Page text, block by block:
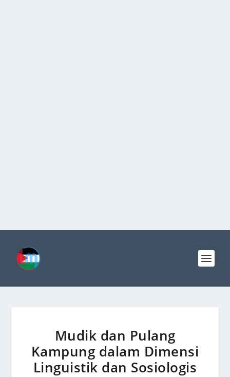
Mudik dan Pulang
Kampung dalam Dimensi
Linguistik dan Sosiologis